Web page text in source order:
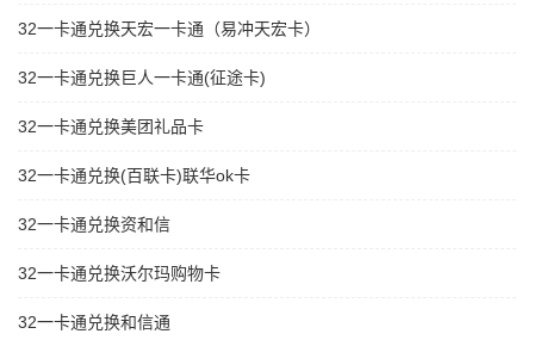
32一卡通兑换天宏一卡通（易冲天宏卡）
32一卡通兑换巨人一卡通(征途卡)
32一卡通兑换美团礼品卡
32一卡通兑换(百联卡)联华ok卡
32一卡通兑换资和信
32一卡通兑换沃尔玛购物卡
32一卡通兑换和信通